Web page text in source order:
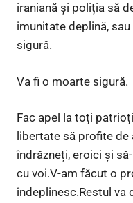
iraniană și poliția să
imunitate deplină,
sigură.
Va fi o moarte sigură.
Fac apel la toți
libertate să profite
îndrăzneți, eroici și
cu voi.V-am făcut o
îndeplinesc.Restul va